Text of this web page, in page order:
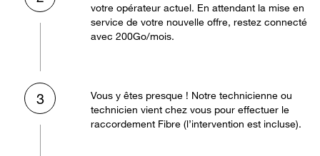
votre opérateur actuel. En attendant la mise en
service de votre nouvelle offre, restez connecté
avec 200Go/mois.
3
Vous y êtes presque ! Notre technicienne ou
technicien vient chez vous pour effectuer le
raccordement Fibre (l’intervention est incluse).